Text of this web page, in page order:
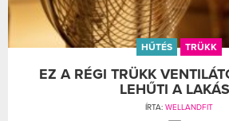
HŰTÉS TRÜKK
EZ A RÉGI TRÜKK
LEHŰTI A
ÍRTA: WELLANDFIT